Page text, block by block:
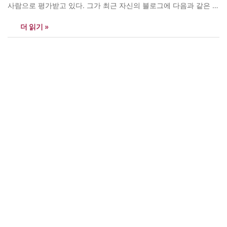
사람으로 평가받고 있다. 그가 최근 자신의 블로그에 다음과 같은 글
> *가슴이 뭉클했다. 눈시울이 시큰했다. 2016년 11월 12일 서울 광
화문 광장. 새로운 내일을 만들어가는 도도한 역사의 흐름…
더 읽기 »